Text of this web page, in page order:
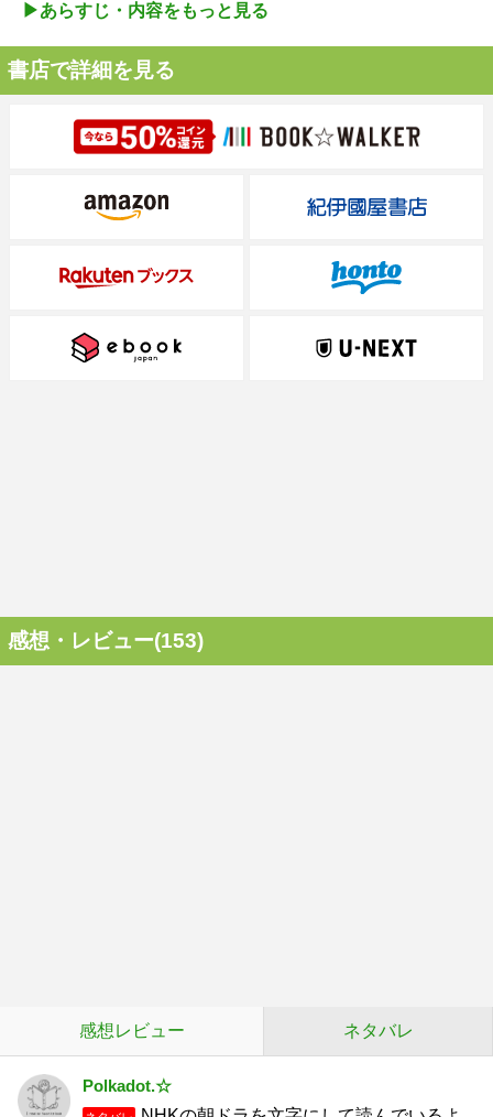
▶︎あらすじ・内容をもっと見る
書店で詳細を見る
感想・レビュー(153)
感想レビュー ネタバレ
Polkadot.☆